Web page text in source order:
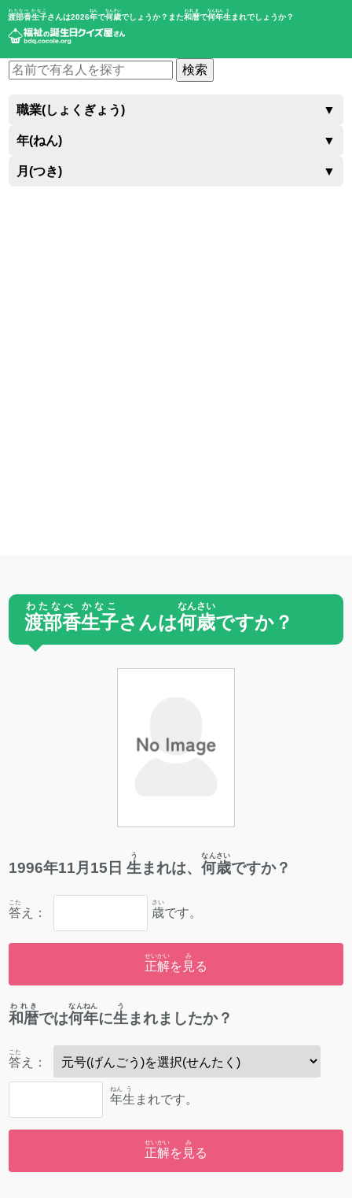
渡部香生子
わたなべ かなこ
さんは2026年
ねん
で何歳
なんさい
でしょうか？また和暦
われき
で何年
なんねん
生
う
まれでしょうか？
検索
職業(しょくぎょう) ▼
年(ねん) ▼
月(つき) ▼
渡部香生子
わたなべ かなこ
さんは何歳
なんさい
ですか？
1996年11月 15 日 生
う
まれは、何歳
なんさい
ですか？
答
こた
え： 歳
さい
です。
正解
せいかい
を 見
み
る
和暦
われき
では何年
なんねん
に生
う
まれましたか？
答
こた
え：
年
ねん
生
う
まれです。
正解
せいかい
を 見
み
る